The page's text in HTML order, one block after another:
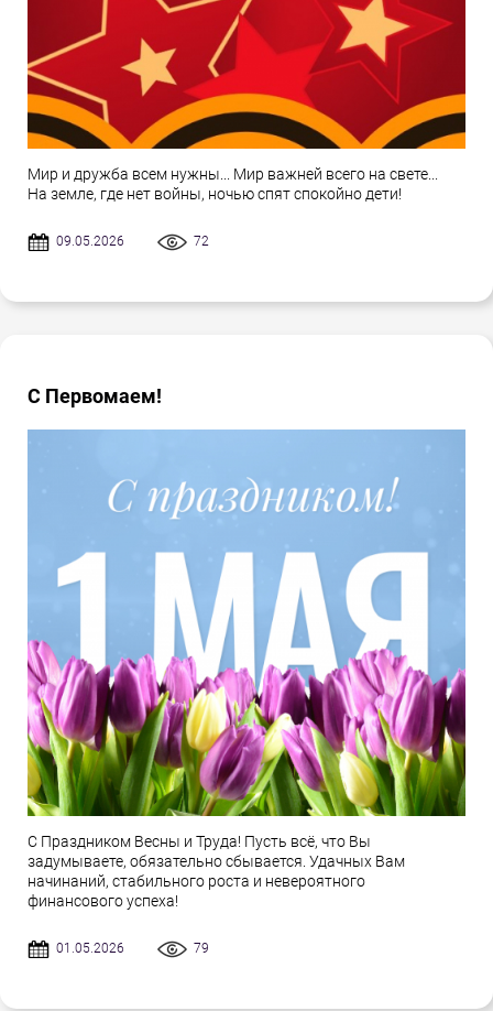
Мир и дружба всем нужны... Мир важней всего на свете...
На земле, где нет войны, ночью спят спокойно дети!
09.05.2026 72
С Первомаем!
С Праздником Весны и Труда! Пусть всё, что Вы
задумываете, обязательно сбывается. Удачных Вам
начинаний, стабильного роста и невероятного
финансового успеха!
01.05.2026 79